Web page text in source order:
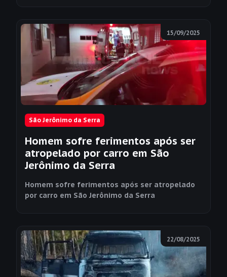
15/09/2025
São Jerônimo da Serra
Homem sofre ferimentos após ser
atropelado por carro em São
Jerônimo da Serra
Homem sofre ferimentos após ser atropelado
por carro em São Jerônimo da Serra
22/08/2025